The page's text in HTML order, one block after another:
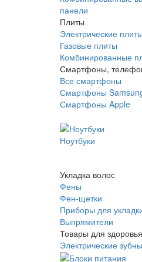
панели
Плиты
Электрические плиты
Газовые плиты
Комбинированные
Смартфоны,
Все смартфоны
Смартфоны
Смартфоны Apple
Ноутбуки
Укладка волос
Фены
Фен-щетки
Приборы для
Выпрямители
Товары для здоровья
Электрические